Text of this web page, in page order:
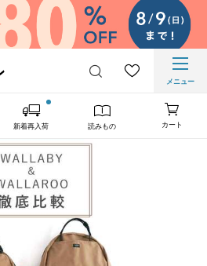
メニュー
新着再入荷 読みもの カート